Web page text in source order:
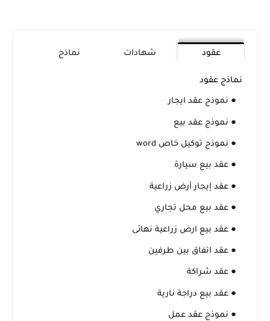
عقود شهادات نماذج
نماذج عقود
● نموذج عقد ايجار
● نموذج عقد بيع
● نموذج توكيل خاص word
● عقد بيع سيارة
● عقد إيجار أرض زراعية
● عقد بيع محل تجاري
● عقد بيع ارض زراعية نهائى
● عقد اتفاق بين طرفين
● عقد شراكة
● عقد بيع دراجة نارية
● نموذج عقد عمل